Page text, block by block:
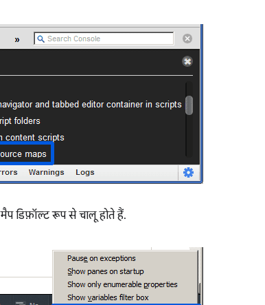
डिफ़ॉल्ट रूप से चालू होते हैं.